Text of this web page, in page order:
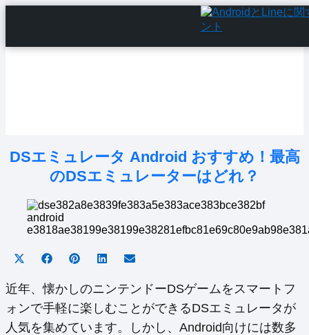
DSエミュレータ Android おすすめ！最高
のDSエミュレーターはどれ？
Share
X
(Twitter)
Share
Facebook
Share
Pinterest
Share
LinkedInEmail
近年、懐かしのニンテンドーDSゲームをスマートフ
ォンで手軽に楽しむことができるDSエミュレータが
人気を集めています。しかし、Android向けには数多